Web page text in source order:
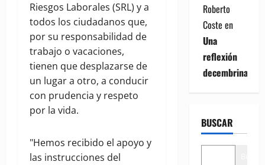
Riesgos Laborales (SRL) y a
todos los ciudadanos que,
por su responsabilidad de
trabajo o vacaciones,
tienen que desplazarse de
un lugar a otro, a conducir
con prudencia y respeto
por la vida.
"Hemos recibido el apoyo y
las instrucciones del
Roberto
Coste en
Una
reflexión
decembrina
BUSCAR